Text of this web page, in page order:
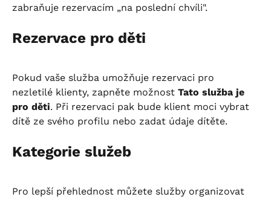
zabraňuje rezervacím „na poslední chvíli".
Rezervace pro děti
Pokud vaše služba umožňuje rezervaci pro
nezletilé klienty, zapněte možnost Tato služba je
pro děti. Při rezervaci pak bude klient moci vybrat
dítě ze svého profilu nebo zadat údaje dítěte.
Kategorie služeb
Pro lepší přehlednost můžete služby organizovat